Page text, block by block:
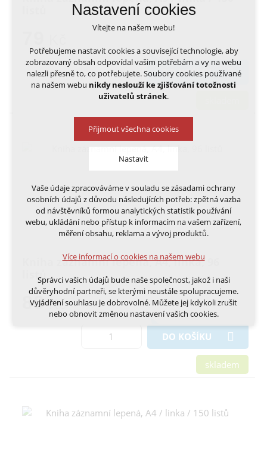
DO KOŠÍKU
Kniha záznamní lepená, A4, linka, 96
listů
88Kč
DO KOŠÍKU
skladem
Nastavení cookies
Vítejte na našem webu!
Potřebujeme nastavit cookies a související technologie, aby
zobrazovaný obsah odpovídal vašim potřebám a vy na webu
nalezli přesně to, co potřebujete. Soubory cookies používané
na našem webu nikdy neslouží ke zjišťování totožnosti
uživatelů stránek.
Přijmout všechna cookies
Nastavit
Technická cookies
nutná pro provozování webu
udržení kontextu stránek (session): případná
přihlášení, volby jazyka, apod.
Volitelná cookies
analytická pro anonymizované vyhodnocení
marketingová cookies (Google, Ecomail, Sklik,
Smartsupp, Heureka)
Více informací o cookies na našem webu
Vaše údaje zpracováváme v souladu se zásadami ochrany
osobních údajů z důvodu následujících potřeb: zpětná vazba
od návštěvníků formou analytických statistik používání
webu, ukládání nebo přístup k informacím na vašem zařízení,
měření obsahu, reklama a vývoj produktů.
Více informací o cookies na našem webu
Správci vašich údajů bude naše společnost, jakož i naši
důvěryhodní partneři, se kterými neustále spolupracujeme.
Vyjádření souhlasu je dobrovolné. Můžete jej kdykoli zrušit
nebo obnovit změnou nastavení vašich cookies.
Cookies a podobné technologie dělíme na technická: nutná
pro běh webu, bez nichž nelze web používat a volitelná. Do
této části spadají analytická a marketingová cookies.